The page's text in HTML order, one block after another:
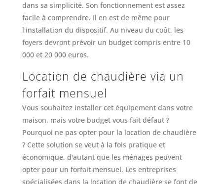
dans sa simplicité. Son fonctionnement est assez
facile à comprendre. Il en est de même pour
l'installation du dispositif. Au niveau du coût, les
foyers devront prévoir un budget compris entre 10
000 et 20 000 euros.
Location de chaudière via un
forfait mensuel
Vous souhaitez installer cet équipement dans votre
maison, mais votre budget vous fait défaut ?
Pourquoi ne pas opter pour la location de chaudière
? Cette solution se veut à la fois pratique et
économique, d'autant que les ménages peuvent
opter pour un forfait mensuel. Les entreprises
spécialisées dans la location de chaudière se font de